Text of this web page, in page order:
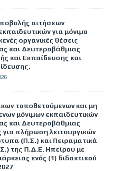
αιτήσεων
για μόνιμο
οργανικές θέσεις
και Δευτεροβάθμιας
και Εκπαίδευσης και
τοποθετούμενων και μη
μόνιμων εκπαιδευτικών
και Δευτεροβάθμιας
για πλήρωση λειτουργικών
(Π.Σ.) και Πειραματικά
της Π.Δ.Ε. Ηπείρου με
ενός (1) διδακτικού